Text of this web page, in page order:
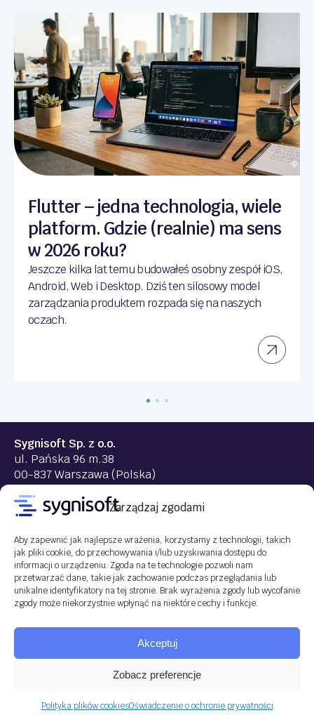
Zarządzaj zgodami
Aby zapewnić jak najlepsze wrażenia, korzystamy z technologii, takich
jak pliki cookie, do przechowywania i/lub uzyskiwania dostępu do
informacji o urządzeniu. Zgoda na te technologie pozwoli nam
przetwarzać dane, takie jak zachowanie podczas przeglądania lub
unikalne identyfikatory na tej stronie. Brak wyrażenia zgody lub wycofanie
zgody może niekorzystnie wpłynąć na niektóre cechy i funkcje.
Akceptuj
Zobacz preferencje
Polityka plików cookiesOświadczenie o ochronie prywatności
Flutter – jedna technologia, wiele
platform. Gdzie (realnie) ma sens
w 2026 roku?
Jeszcze kilka lat temu budowałeś osobny zespół iOS,
Android, Web i Desktop. Dziś ten silosowy model
zarządzania produktem rozpada się na naszych
oczach.
Sygnisoft Sp. z o.o.
ul. Pańska 96 m.38
00-837 Warszawa (Polska)
REGON: 363921606
New Business
projekt@sygnisoft.com
22 290 87 00
(9:00 – 17:00)
XIII Wydział Gospodarczy, Sąd Rejonowy dla m.st.
Warszawy, KRS 0001157597, NIP 9522144518,
zł.